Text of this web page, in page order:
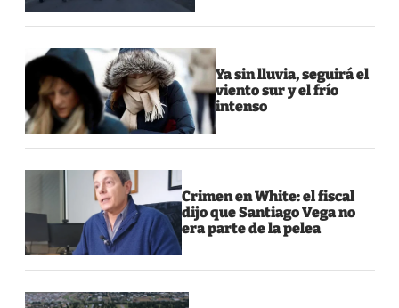
Ya sin lluvia, seguirá el
viento sur y el frío
intenso
Crimen en White: el fiscal
dijo que Santiago Vega no
era parte de la pelea